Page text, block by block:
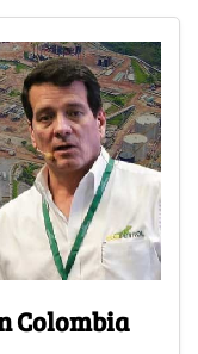
Colombia